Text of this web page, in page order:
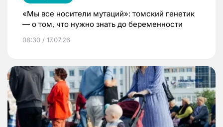
«Мы все носители мутаций»: томский генетик
— о том, что нужно знать до беременности
08:30 / 17.07.26